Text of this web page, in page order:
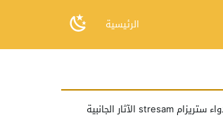
الرئيسية
دواعي استعمال دواء ستريزام stresam الآثار الجانبية